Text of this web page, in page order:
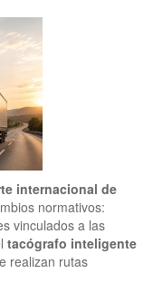
internacional de
normativos:
vinculados a las
tacógrafo inteligente
realizan rutas